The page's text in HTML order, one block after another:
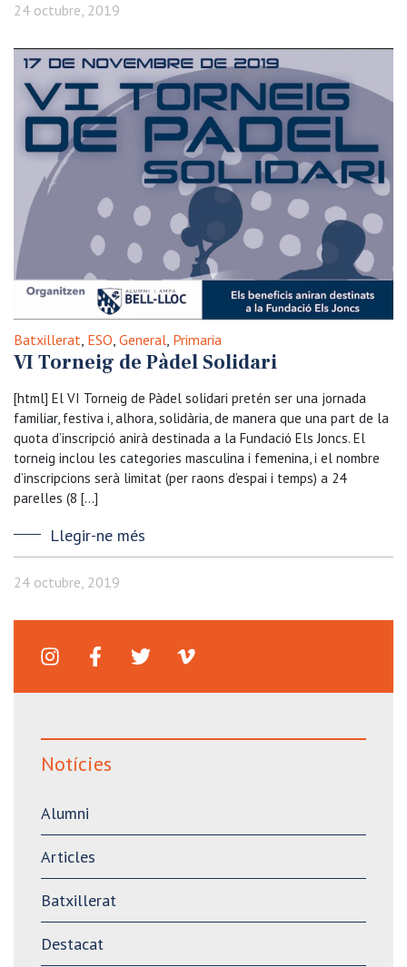
24 octubre, 2019
Batxillerat, ESO, General, Primaria
VI Torneig de Pàdel Solidari
[html] El VI Torneig de Pàdel solidari pretén ser una jornada
familiar, festiva i, alhora, solidària, de manera que una part de la
quota d’inscripció anirà destinada a la Fundació Els Joncs. El
torneig inclou les categories masculina i femenina, i el nombre
d’inscripcions serà limitat (per raons d’espai i temps) a 24
parelles (8 […]
Llegir-ne més
24 octubre, 2019
Notícies
Alumni
Articles
Batxillerat
Destacat